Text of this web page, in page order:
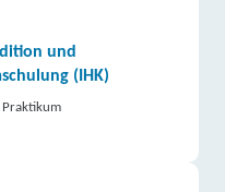
und
(IHK)